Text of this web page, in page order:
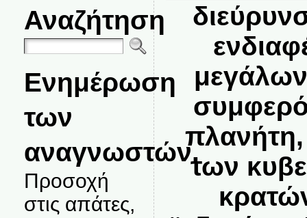
Αναζήτηση
Ενημέρωση
των
αναγνωστών.
Προσοχή
στις απάτες,
των